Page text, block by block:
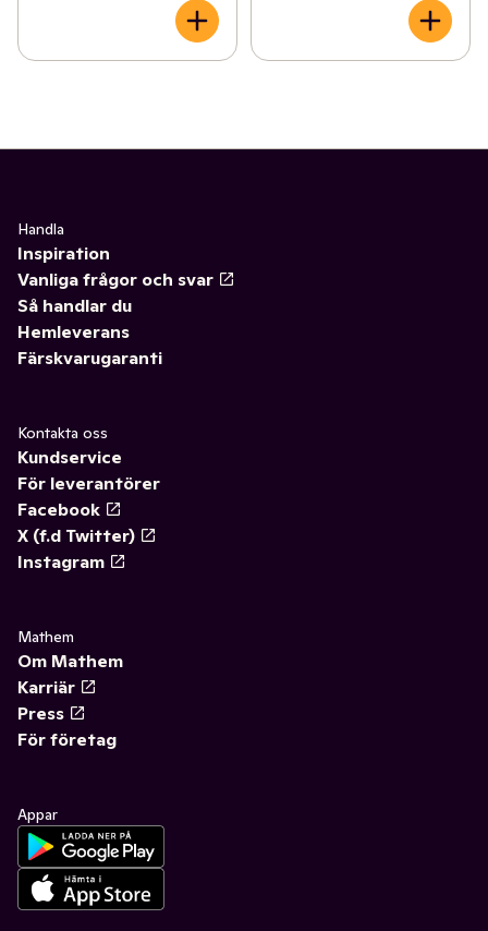
Handla
Inspiration
Vanliga frågor och svar
Så handlar du
Hemleverans
Färskvarugaranti
Kontakta oss
Kundservice
För leverantörer
Facebook
X (f.d Twitter)
Instagram
Mathem
Om Mathem
Karriär
Press
För företag
Appar